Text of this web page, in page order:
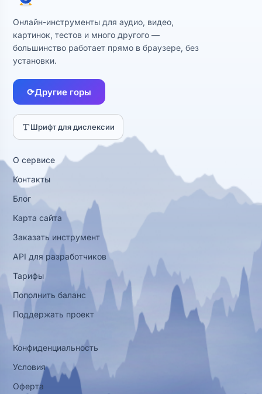
Онлайн-инструменты для аудио, видео,
картинок, тестов и много другого —
большинство работает прямо в браузере, без
установки.
⟳Другие горы
Шрифт для дислексии
О сервисе
Контакты
Блог
Карта сайта
Заказать инструмент
API для разработчиков
Тарифы
Пополнить баланс
Поддержать проект
Конфиденциальность
Условия
Оферта